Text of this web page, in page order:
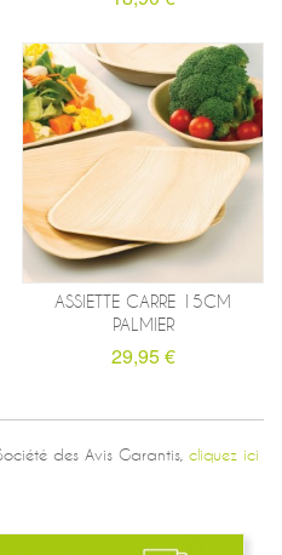
ASSIETTE CARRE 15CM
PALMIER
29,95 €
des Avis Garantis, cliquez ici